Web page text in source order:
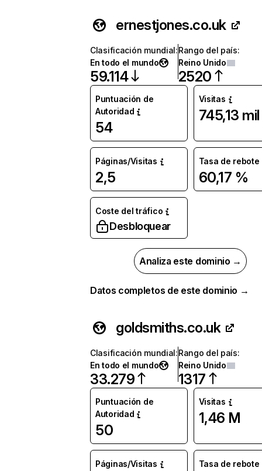
ernestjones.co.uk
Clasificación mundial:
En todo el mundo
59.114
Rango del país:
Reino Unido
2520
Puntuación de
Autoridad
54
Visitas
745,13 mil
Páginas/Visitas
2,5
Tasa de rebote
60,17 %
Coste del tráfico
Desbloquear
Analiza este dominio →
Datos completos de este dominio →
goldsmiths.co.uk
Clasificación mundial:
En todo el mundo
33.279
Rango del país:
Reino Unido
1317
Puntuación de
Autoridad
50
Visitas
1,46 M
Páginas/Visitas Tasa de rebote